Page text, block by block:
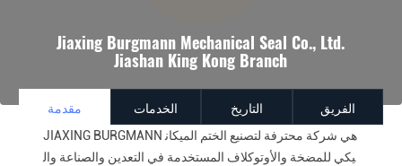
Jiaxing Burgmann Mechanical Seal Co., Ltd.
Jiashan King Kong Branch
مقدمة الخدمات التاريخ الفريق
JIAXING BURGMANN هي شركة محترفة لتصنيع الختم الميكان
يكي للمضخة والأوتوكلاف المستخدمة في التعدين والصناعة وال